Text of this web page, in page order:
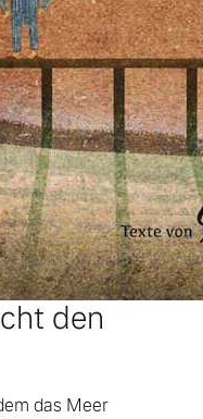
den
das Meer